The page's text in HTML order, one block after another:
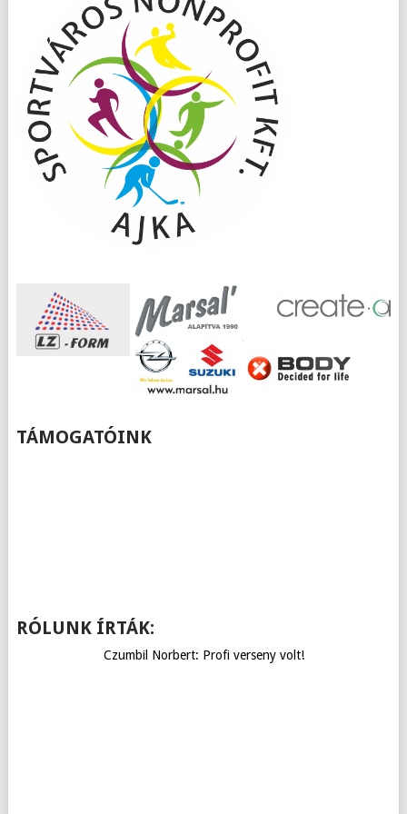
TÁMOGATÓINK
RÓLUNK ÍRTÁK:
Czumbil Norbert: Profi verseny volt!